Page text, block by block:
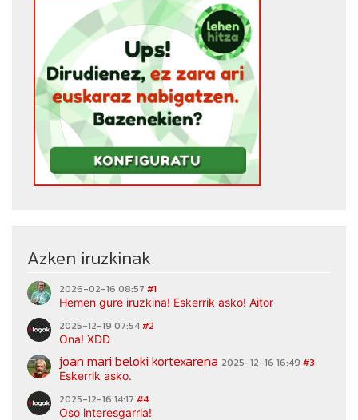
Azken iruzkinak
2026-02-16 08:57 #1
Hemen gure iruzkina! Eskerrik asko! Aitor
2025-12-19 07:54#2
Ona! XDD
joan mari beloki kortexarena 2025-12-16 16:49 #3
Eskerrik asko.
2025-12-16 14:17 #4
Oso interesgarria!